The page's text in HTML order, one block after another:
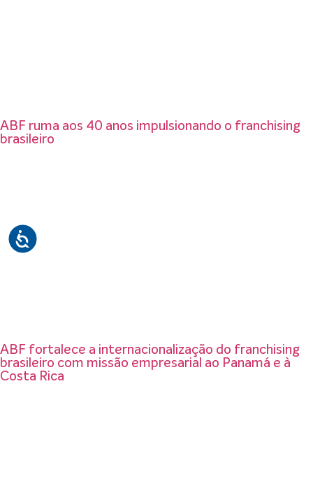
ABF ruma aos 40 anos impulsionando o franchising
brasileiro
ABF fortalece a internacionalização do franchising
brasileiro com missão empresarial ao Panamá e à
Costa Rica